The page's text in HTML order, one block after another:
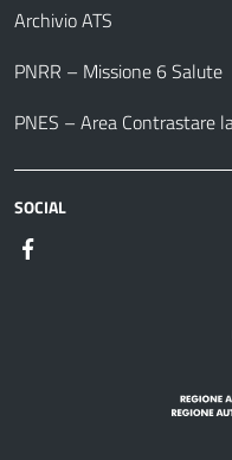
Archivio ATS
PNRR – Missione 6 Salute
PNES – Area Contrastare
SOCIAL